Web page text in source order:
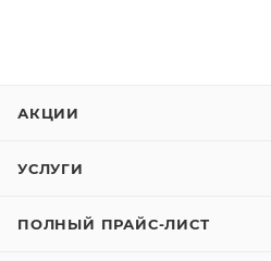
АКЦИИ
УСЛУГИ
ПОЛНЫЙ ПРАЙС-ЛИСТ